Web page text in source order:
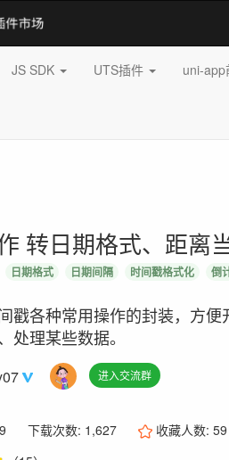
JS SDK UTS插件 uni-
转日期格式、距离
日期格式 日期间隔 时间戳格式化 倒
戳各种常用操作的封装，方
处理某些数据。
进入交流群
下载次数: 1,627 收藏人数:59